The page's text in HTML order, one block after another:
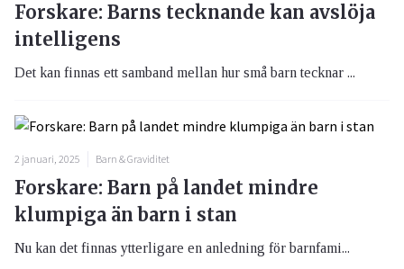
Forskare: Barns tecknande kan avslöja
intelligens
Det kan finnas ett samband mellan hur små barn tecknar ...
2 januari, 2025 Barn & Graviditet
Forskare: Barn på landet mindre
klumpiga än barn i stan
Nu kan det finnas ytterligare en anledning för barnfami...